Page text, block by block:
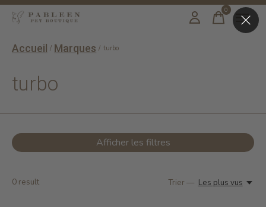
0items
Accueil / Marques / turbo
turbo
Afficher les filtres
0 result Trier — Les plus vus